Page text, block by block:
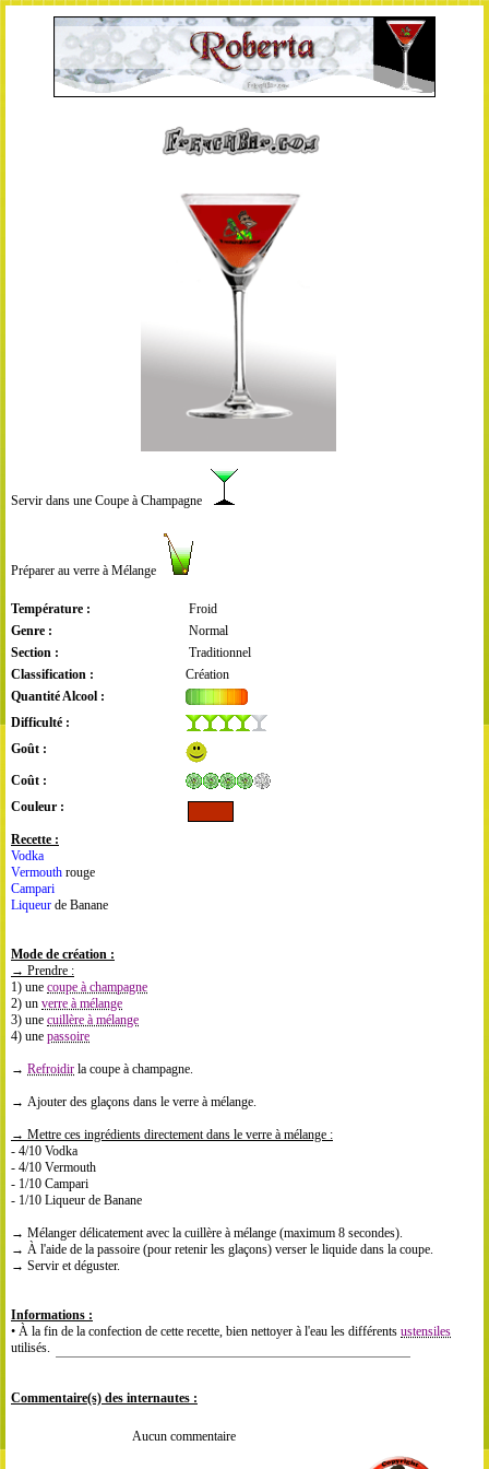
Servir dans une Coupe à Champagne
Préparer au verre à Mélange
Température :
Froid
Genre :
Normal
Section :
Traditionnel
Classification :
Création
Quantité Alcool :
Difficulté :
Goût :
Coût :
Couleur :
Recette :
Vodka
Vermouth rouge
Campari
Liqueur de Banane
Mode de création :
→ Prendre :
1) une coupe à champagne
2) un verre à mélange
3) une cuillère à mélange
4) une passoire
→ Refroidir la coupe à champagne.
→ Ajouter des glaçons dans le verre à mélange.
→ Mettre ces ingrédients directement dans le verre à mélange :
- 4/10 Vodka
- 4/10 Vermouth
- 1/10 Campari
- 1/10 Liqueur de Banane
→ Mélanger délicatement avec la cuillère à mélange (maximum 8 secondes).
→ À l'aide de la passoire (pour retenir les glaçons) verser le liquide dans la coupe.
→ Servir et déguster.
Informations :
• À la fin de la confection de cette recette, bien nettoyer à l'eau les différents ustensiles
utilisés.
Commentaire(s) des internautes :
Aucun commentaire